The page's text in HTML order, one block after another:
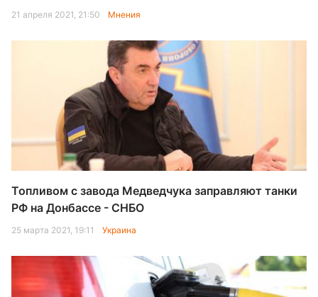
21 апреля 2021, 21:50 Мнения
Топливом с завода Медведчука заправляют танки
РФ на Донбассе - СНБО
25 марта 2021, 19:11 Украина